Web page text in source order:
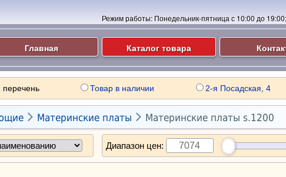
Режим работы: Понедельник-пятница с 10:00 до
Главная Каталог товара
Товар в наличии 2-я Посадская, 4
 Материнские платы  Материнские платы s.1200
Диапазон цен: